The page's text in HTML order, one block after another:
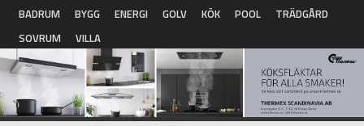
Hoppa till huvudinnehåll
BADRUM BYGG ENERGI GOLV KÖK POOL
TRÄDGÅRD
SOVRUM
VILLA